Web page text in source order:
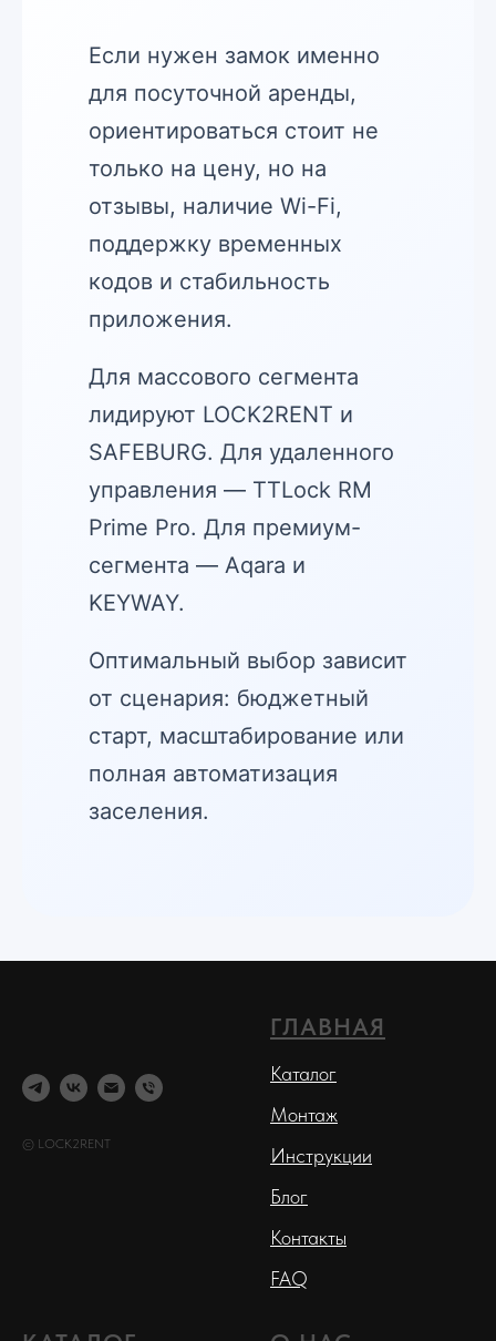
Если нужен замок именно
для посуточной аренды,
ориентироваться стоит не
только на цену, но на
отзывы, наличие Wi-Fi,
поддержку временных
кодов и стабильность
приложения.
Для массового сегмента
лидируют LOCK2RENT и
SAFEBURG. Для удаленного
управления — TTLock RM
Prime Pro. Для премиум-
сегмента — Aqara и
KEYWAY.
Оптимальный выбор зависит
от сценария: бюджетный
старт, масштабирование или
полная автоматизация
заселения.
© LOCK2RENT
ГЛАВНАЯ
Каталог
Монтаж
Инструкции
Блог
Контакты
FAQ